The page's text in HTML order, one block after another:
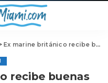
Ex marine británico recibe buenas noticias sobre la evacuación de mascotas de Kabul
recibe buenas